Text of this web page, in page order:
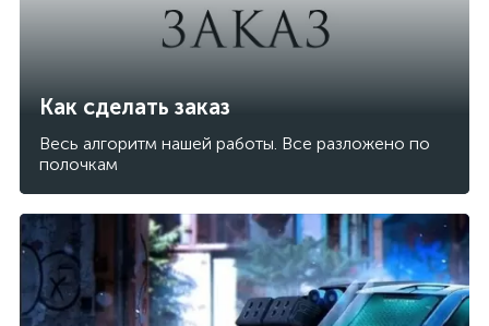
Как сделать заказ
Весь алгоритм нашей работы. Все разложено по
полочкам